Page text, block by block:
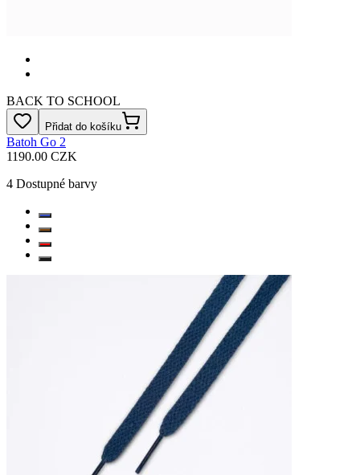
BACK TO SCHOOL
Přidat do košíku
Batoh Go 2
1190.00 CZK
4 Dostupné barvy